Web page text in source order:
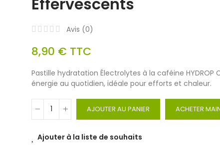
Effervescents
Avis (0)
8,90 € TTC
Pastille hydratation Électrolytes à la caféine
énergie au quotidien, idéale pour efforts et chaleur.
AJOUTER AU PANIER ACHETER
Ajouter à la liste de souhaits